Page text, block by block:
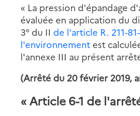
« La pression d'épandage
évaluée en application du
3° du II de l'article R. 211-
l'environnementest
l'annexe III au présent
(Arrêté du 20 février 2019,
« Article 6-1 de